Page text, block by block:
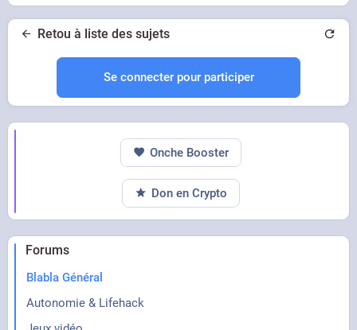
Retou à liste des sujets
Se connecter pour participer
Forums
Blabla Général
Autonomie & Lifehack
Onche Booster
Don en Crypto